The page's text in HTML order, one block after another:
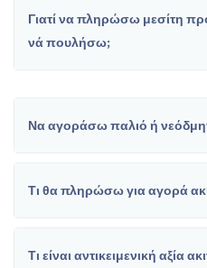
Γιατί να πληρώσω μεσίτη
νά πουλήσω;
Να αγοράσω παλιό ή
Τι θα πληρώσω για αγορά
Τι είναι αντικειμενική αξία